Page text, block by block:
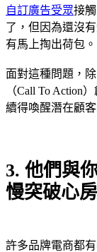
自訂廣告受眾接
了，但因為還沒
有馬上掏出荷包。
面對這種問題，
（Call To Action
續得喚醒潛在顧客
3. 他們與
慢突破心房
許多品牌電商都